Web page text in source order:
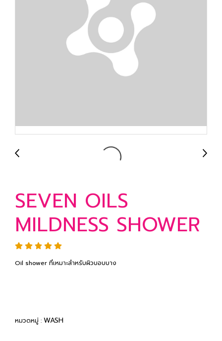
SEVEN OILS
MILDNESS SHOWER
Oil shower ที่เหมาะสำหรับผิวบอบบาง
หมวดหมู่ : WASH